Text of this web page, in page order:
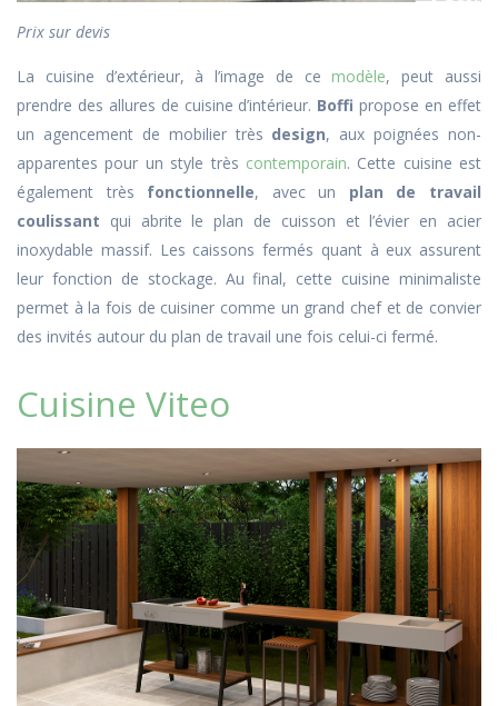
Prix sur devis
La cuisine d’extérieur, à l’image de ce modèle, peut aussi
prendre des allures de cuisine d’intérieur. Boffi propose en effet
un agencement de mobilier très design, aux poignées non-
apparentes pour un style très contemporain. Cette cuisine est
également très fonctionnelle, avec un plan de travail
coulissant qui abrite le plan de cuisson et l’évier en acier
inoxydable massif. Les caissons fermés quant à eux assurent
leur fonction de stockage. Au final, cette cuisine minimaliste
permet à la fois de cuisiner comme un grand chef et de convier
des invités autour du plan de travail une fois celui-ci fermé.
Cuisine Viteo